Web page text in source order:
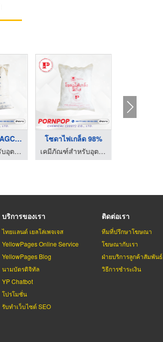
Plastic Injection Mo ...
โรงงานผลิตพลาสติก โมลด์แม่พิมพ์พลาสติก - เบสท์ เวลล์ พลาสติก
ทําความสะอาดคอนโดก่อ ...
บริษัทรับทำความสะอาด big cleaning - บางกอก แคร์ คลีน
บริการของเรา
ไทยแลนด์ เยลโล่เพจเจส
YellowPages Online Service
YellowPages Blog
นามบัตรดิจิทัล
YP Chatbot
โปรโมชั่น
รับทำเว็บไซต์ SEO
ติดต่อเรา
ทีมที่ปรึกษาโฆษณา
โฆษณากับเรา
ฝ่ายบริการลูกค้าสัมพันธ์
วิธีการชำระเงิน